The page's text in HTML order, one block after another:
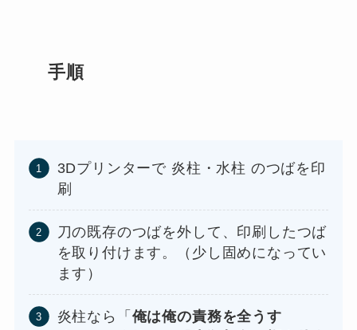
手順
3Dプリンターで 炎柱・水柱 のつばを印
刷
刀の既存のつばを外して、印刷したつば
を取り付けます。（少し固めになってい
ます）
炎柱なら「 俺は俺の責務を全うす